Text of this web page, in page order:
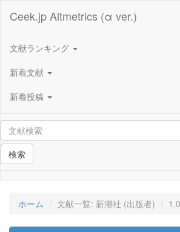
Ceek.jp Altmetrics (α ver.)
文献ランキング
新着文献
新着投稿
検索
ホーム 文献一覧: 新潮社 (出版者)